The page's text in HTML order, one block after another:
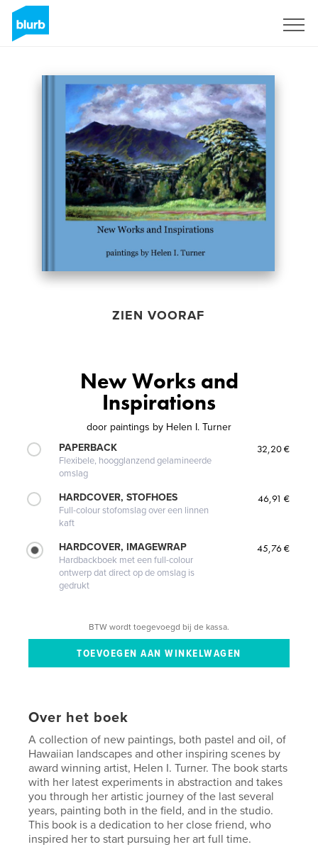
ZIEN VOORAF
New Works and
Inspirations
door paintings by Helen I. Turner
PAPERBACK
Flexibele, hoogglanzend gelamineerde
omslag
32,20 €
HARDCOVER, STOFHOES
Full-colour stofomslag over een linnen
kaft
46,91 €
HARDCOVER, IMAGEWRAP
Hardbackboek met een full-colour
ontwerp dat direct op de omslag is
gedrukt
45,76 €
BTW wordt toegevoegd bij de kassa.
Over het boek
A collection of new paintings, both pastel and oil, of
Hawaiian landscapes and other inspiring scenes by
award winning artist, Helen I. Turner. The book starts
with her latest experiments in abstraction and takes
you through her artistic journey of the last several
years, painting both in the field, and in the studio.
This book is a dedication to her close friend, who
inspired her to start pursuing her art full time.